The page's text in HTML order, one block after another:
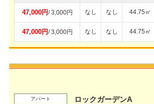
47,000円/ 3,000円 なし なし 44.75㎡
47,000円/ 3,000円 なし なし 44.75㎡
アパート ロックガーデンA